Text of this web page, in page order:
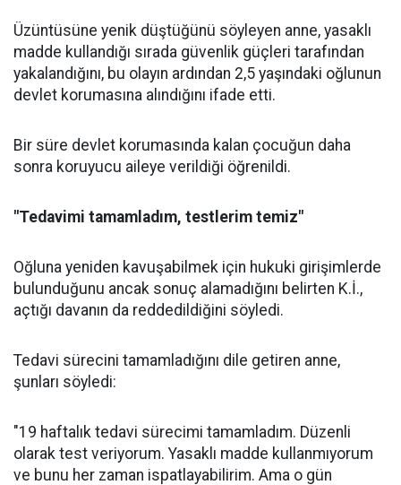
Üzüntüsüne yenik düştüğünü söyleyen anne, yasaklı
madde kullandığı sırada güvenlik güçleri tarafından
yakalandığını, bu olayın ardından 2,5 yaşındaki oğlunun
devlet korumasına alındığını ifade etti.
Bir süre devlet korumasında kalan çocuğun daha
sonra koruyucu aileye verildiği öğrenildi.
"Tedavimi tamamladım, testlerim temiz"
Oğluna yeniden kavuşabilmek için hukuki girişimlerde
bulunduğunu ancak sonuç alamadığını belirten K.İ.,
açtığı davanın da reddedildiğini söyledi.
Tedavi sürecini tamamladığını dile getiren anne,
şunları söyledi:
"19 haftalık tedavi sürecimi tamamladım. Düzenli
olarak test veriyorum. Yasaklı madde kullanmıyorum
ve bunu her zaman ispatlayabilirim. Ama o gün